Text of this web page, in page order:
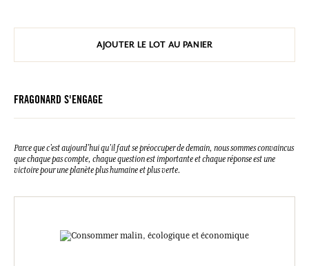
AJOUTER LE LOT AU PANIER
FRAGONARD S'ENGAGE
Parce que c’est aujourd’hui qu’il faut se préoccuper de demain, nous sommes convaincus
que chaque pas compte, chaque question est importante et chaque réponse est une
victoire pour une planète plus humaine et plus verte.